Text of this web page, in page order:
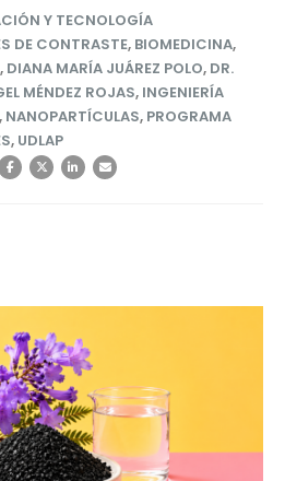
Y TECNOLOGÍA
DE CONTRASTE, BIOMEDICINA,
, DIANA MARÍA JUÁREZ POLO, DR.
MÉNDEZ ROJAS, INGENIERÍA
, NANOPARTÍCULAS, PROGRAMA
, UDLAP